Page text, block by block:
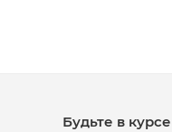
Будьте в